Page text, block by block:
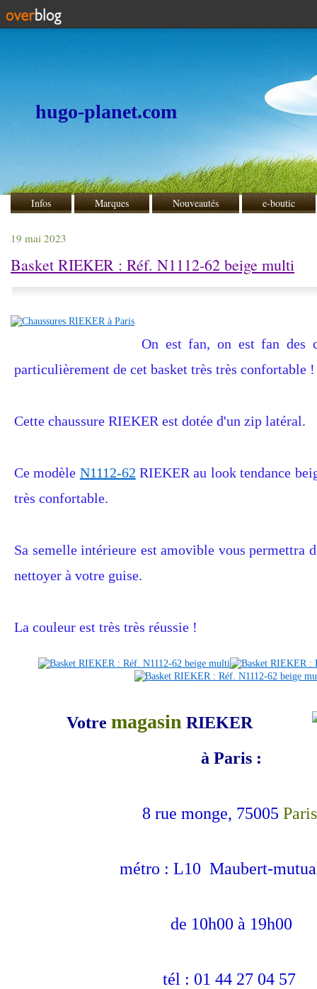
hugo-planet.com
Infos Marques Nouveautés e-boutic
19 mai 2023
Basket RIEKER : Réf. N1112-62 beige multi
On est fan, on est fan des
particulièrement de cet basket très très confortable !
Cette chaussure RIEKER est dotée d'un zip latéral.
Ce modèle N1112-62 RIEKER au look tendance
très confortable.
Sa semelle intérieure est amovible vous permettra
nettoyer à votre guise.
La couleur est très très réussie !
Votre magasin RIEKER
à Paris :
8 rue monge, 75005 Paris
métro : L10 Maubert-
de 10h00 à 19h00
tél : 01 44 27 04 57